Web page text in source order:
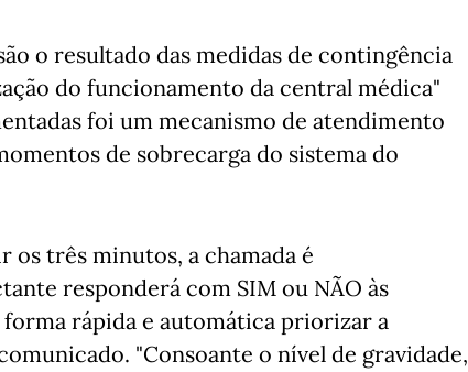
o resultado das medidas de contingência
do funcionamento da central médica"
foi um mecanismo de atendimento
de sobrecarga do sistema do
os três minutos, a chamada é
responderá com SIM ou NÃO às
rápida e automática priorizar a
"Consoante o nível de gravidade,